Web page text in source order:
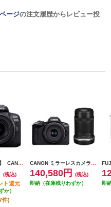
ージの注文履歴からレビュー投
(税込)
ト還元
か）
件)
140,580円
(税込)
即納（在庫残りわずか）
即